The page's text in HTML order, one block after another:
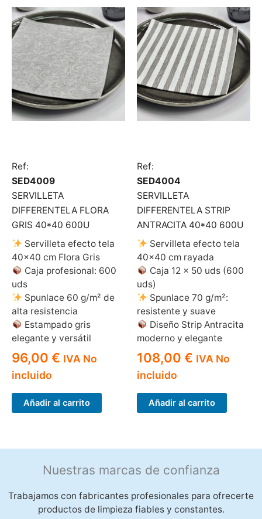
Ref:
SED4009
SERVILLETA
DIFFERENTELA FLORA
GRIS 40*40 600U
Servilleta efecto tela
40×40 cm Flora Gris
Caja profesional: 600
uds
Spunlace 60 g/m² de
alta resistencia
Estampado gris
elegante y versátil
96,00 € IVA No
incluido
Añadir al carrito
Ref:
SED4004
SERVILLETA
DIFFERENTELA STRIP
ANTRACITA 40*40 600U
Servilleta efecto tela
40×40 cm rayada
Caja 12 × 50 uds (600
uds)
Spunlace 70 g/m²:
resistente y suave
Diseño Strip Antracita
moderno y elegante
108,00 € IVA No
incluido
Añadir al carrito
Nuestras marcas de confianza
Trabajamos con fabricantes profesionales para ofrecerte
productos de limpieza fiables y constantes.